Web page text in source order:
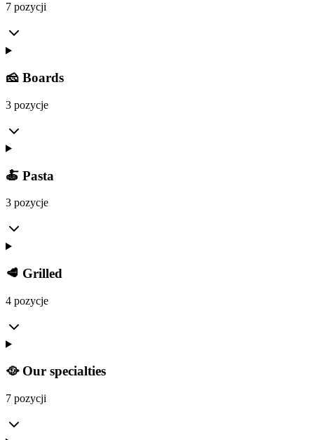
7 pozycji
🧀 Boards
3 pozycje
🍝 Pasta
3 pozycje
🥩 Grilled
4 pozycje
🥘 Our specialties
7 pozycji